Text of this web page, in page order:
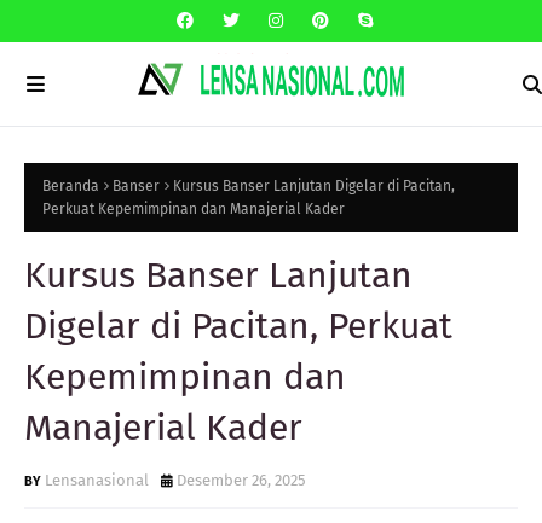
Beranda Banser
Kursus Banser Lanjutan Digelar di Pacitan,
Perkuat Kepemimpinan dan Manajerial Kader
Kursus Banser Lanjutan
Digelar di Pacitan, Perkuat
Kepemimpinan dan
Manajerial Kader
Lensanasional Desember 26, 2025